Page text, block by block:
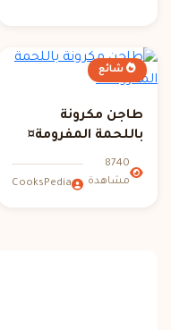
شائع
طاجن مكرونة
باللحمة المفرومة¤
8740
مشاهدة
CooksPedia